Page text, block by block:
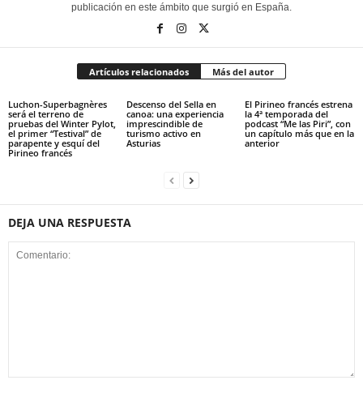
publicación en este ámbito que surgió en España.
Artículos relacionados Más del autor
Luchon-Superbagnères
será el terreno de
pruebas del Winter Pylot,
el primer “Testival” de
parapente y esquí del
Pirineo francés
Descenso del Sella en
canoa: una experiencia
imprescindible de
turismo activo en
Asturias
El Pirineo francés estrena
la 4ª temporada del
podcast “Me las Piri”, con
un capítulo más que en la
anterior
DEJA UNA RESPUESTA